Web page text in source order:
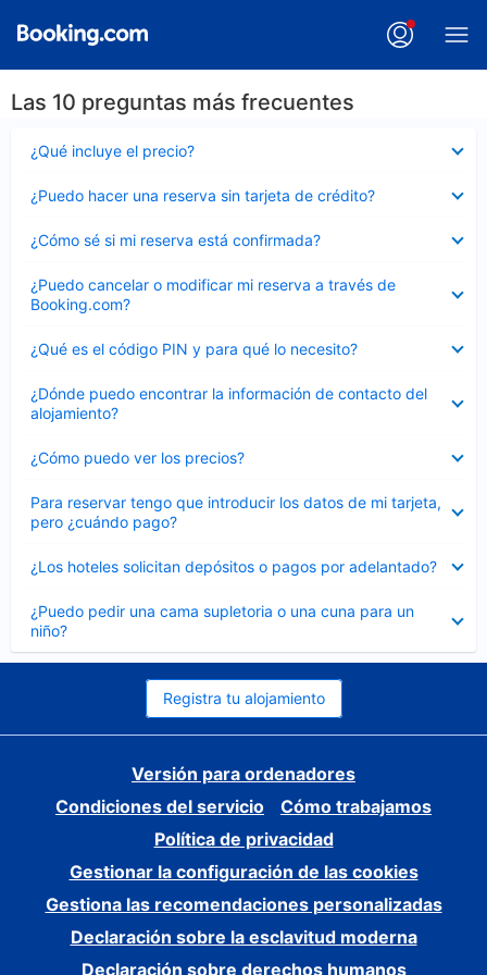
Las 10 preguntas más frecuentes
¿Qué incluye el precio?
cerrado
¿Puedo hacer una reserva sin tarjeta de crédito?
cerrado
¿Cómo sé si mi reserva está confirmada?
cerrado
¿Puedo cancelar o modificar mi reserva a través de
Booking.com?
cerrado
¿Qué es el código PIN y para qué lo necesito?
cerrado
¿Dónde puedo encontrar la información de contacto del
alojamiento?
cerrado
¿Cómo puedo ver los precios?
cerrado
Para reservar tengo que introducir los datos de mi tarjeta,
pero ¿cuándo pago?
cerrado
¿Los hoteles solicitan depósitos o pagos por adelantado?
cerrado
¿Puedo pedir una cama supletoria o una cuna para un
niño?
cerrado
Registra tu alojamiento
Versión para ordenadores
Condiciones del servicio
Cómo trabajamos
Política de privacidad
Gestionar la configuración de las cookies
Gestiona las recomendaciones personalizadas
Declaración sobre la esclavitud moderna
Declaración sobre derechos humanos